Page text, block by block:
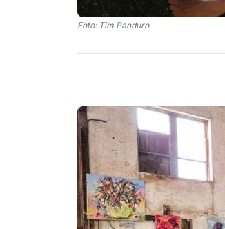
Foto: Tim Panduro